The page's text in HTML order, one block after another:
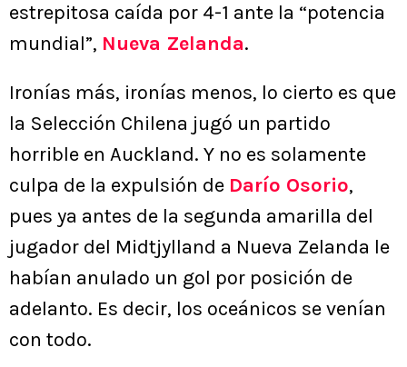
estrepitosa caída por 4-1 ante la “potencia
mundial”, Nueva Zelanda.
Ironías más, ironías menos, lo cierto es que
la Selección Chilena jugó un partido
horrible en Auckland. Y no es solamente
culpa de la expulsión de Darío Osorio,
pues ya antes de la segunda amarilla del
jugador del Midtjylland a Nueva Zelanda le
habían anulado un gol por posición de
adelanto. Es decir, los oceánicos se venían
con todo.